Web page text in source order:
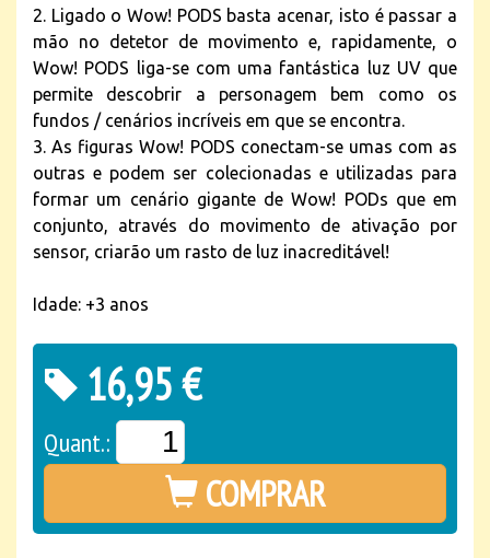
2. Ligado o Wow! PODS basta acenar, isto é passar a
mão no detetor de movimento e, rapidamente, o
Wow! PODS liga-se com uma fantástica luz UV que
permite descobrir a personagem bem como os
fundos / cenários incríveis em que se encontra.
3. As figuras Wow! PODS conectam-se umas com as
outras e podem ser colecionadas e utilizadas para
formar um cenário gigante de Wow! PODs que em
conjunto, através do movimento de ativação por
sensor, criarão um rasto de luz inacreditável!
Idade: +3 anos
16,95 €
Quant.:
COMPRAR